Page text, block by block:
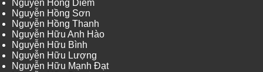
Nguyễn Hồng Diễm
Nguyễn Hồng Sơn
Nguyễn Hồng Thanh
Nguyễn Hữu Anh Hào
Nguyễn Hữu Bình
Nguyễn Hữu Lượng
Nguyễn Hữu Mạnh Đạt